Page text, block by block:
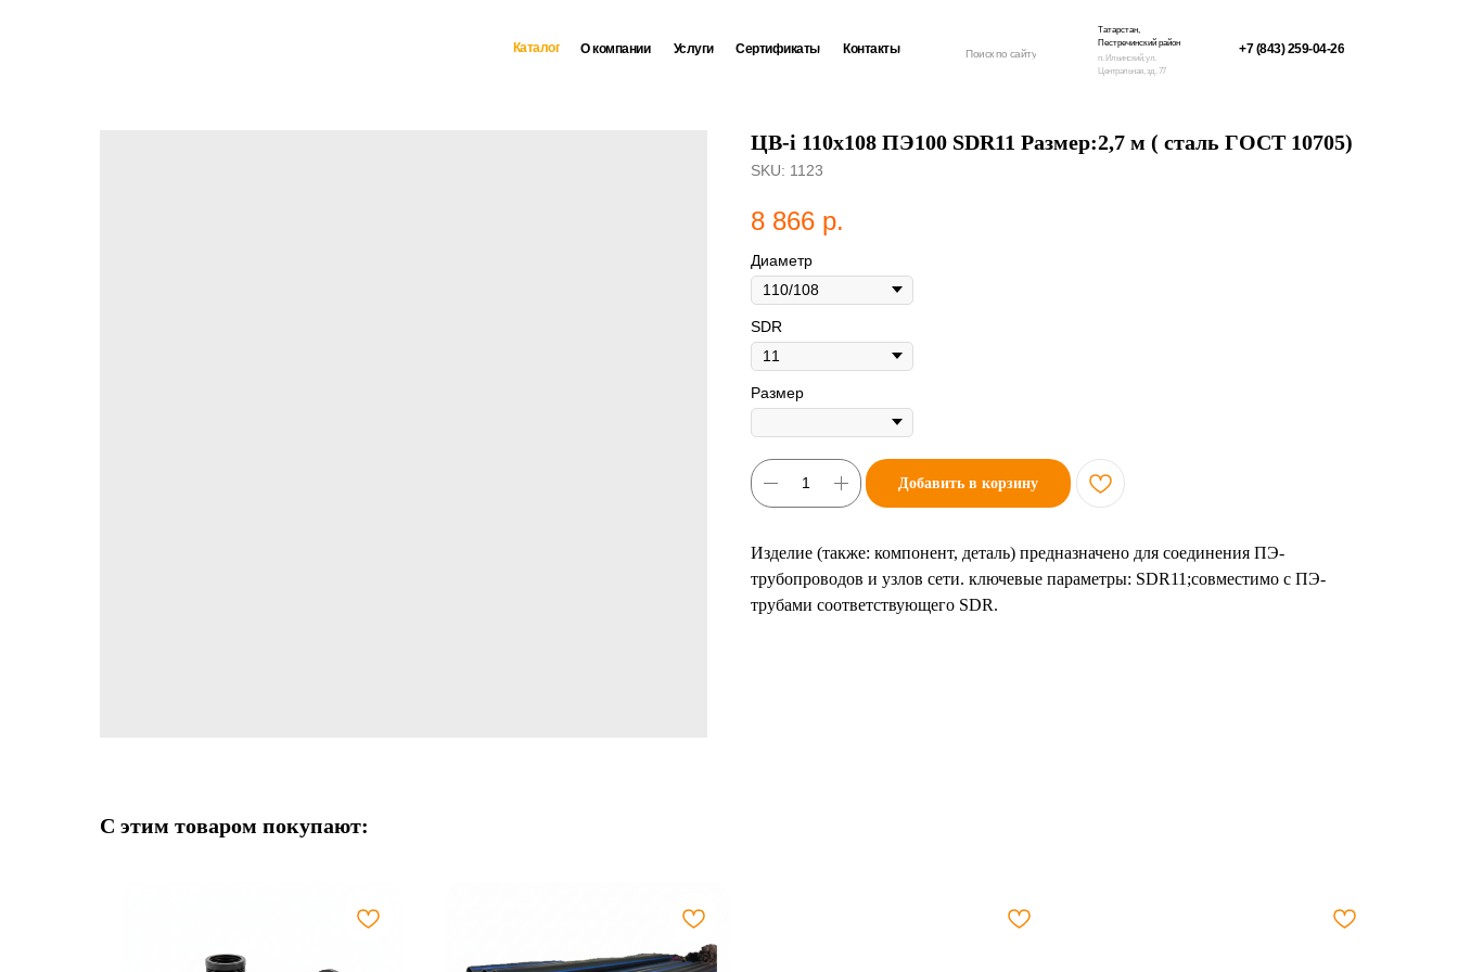
Поиск по сайту
Контакты
Сертификаты
Услуги +7 (843) 259-04-26
О компании
п. Ильинский, ул.
Центральная, зд. 77
Татарстан,
Пестречинский район
Каталог
ЦВ-i 110х108 ПЭ100 SDR11 Размер:2,7 м ( сталь ГОСТ 10705)
SKU: 1123
8 866 р.
Диаметр
SDR
Размер
Добавить в корзину
Изделие (также: компонент, деталь) предназначено для соединения ПЭ-
трубопроводов и узлов сети. ключевые параметры: SDR11;совместимо с ПЭ-
трубами соответствующего SDR.
С этим товаром покупают: